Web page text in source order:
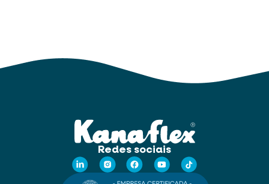
Redes sociais